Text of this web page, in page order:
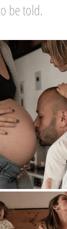
be told.